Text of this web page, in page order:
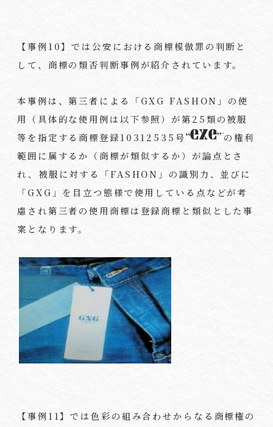
【事例10】では公安における商標模倣罪の判断と
して、商標の類否判断事例が紹介されています。
本事例は、第三者による「GXG FASHON 」の使
用（具体的な使用例は以下参照）が第25類の被服
等を指定する商標登録10312535号
の権利
範囲に属するか（商標が類似するか）が論点とさ
れ、被服に対する「FASHON 」の識別力、並びに
「GXG 」を目立つ態様で使用している点などが考
慮され第三者の使用商標は登録商標と類似とした事
案となります。
【事例11】では色彩の組み合わせからなる商標権の